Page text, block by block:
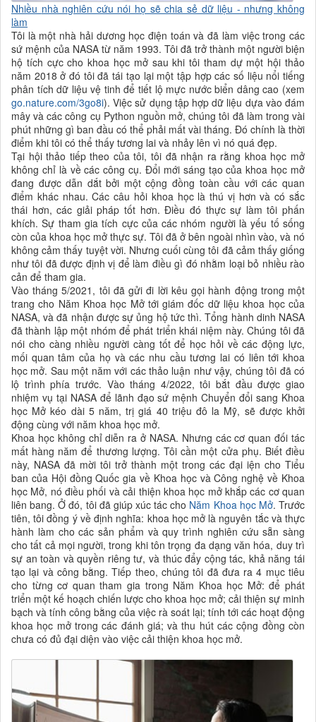
Nhiều nhà nghiên cứu nói họ sẽ chia sẻ dữ liệu - nhưng không
làm
Tôi là một nhà hải dương học điện toán và đã làm việc trong các
sứ mệnh của NASA từ năm 1993. Tôi đã trở thành một người biện
hộ tích cực cho khoa học mở sau khi tôi tham dự một hội thảo
năm 2018 ở đó tôi đã tái tạo lại một tập hợp các số liệu nổi tiếng
phân tích dữ liệu vệ tinh để tiết lộ mực nước biển dâng cao (xem
go.nature.com/3go8i). Việc sử dụng tập hợp dữ liệu dựa vào đám
mây và các công cụ Python nguồn mở, chúng tôi đã làm trong vài
phút những gì ban đầu có thể phải mất vài tháng. Đó chính là thời
điểm khi tôi có thể thấy tương lai và nhảy lên vì nó quá đẹp.
Tại hội thảo tiếp theo của tôi, tôi đã nhận ra rằng khoa học mở
không chỉ là về các công cụ. Đổi mới sáng tạo của khoa học mở
đang được dẫn dắt bởi một cộng đồng toàn cầu với các quan
điểm khác nhau. Các câu hỏi khoa học là thú vị hơn và có sắc
thái hơn, các giải pháp tốt hơn. Điều đó thực sự làm tôi phấn
khích. Sự tham gia tích cực của các nhóm người là yếu tố sống
còn của khoa học mở thực sự. Tôi đã ở bên ngoài nhìn vào, và nó
không cảm thấy tuyệt vời. Nhưng cuối cùng tôi đã cảm thấy giống
như tôi đã được định vị để làm điều gì đó nhằm loại bỏ nhiều rào
cản để tham gia.
Vào tháng 5/2021, tôi đã gửi đi lời kêu gọi hành động trong một
trang cho Năm Khoa học Mở tới giám đốc dữ liệu khoa học của
NASA, và đã nhận được sự ủng hộ tức thì. Tổng hành dinh NASA
đã thành lập một nhóm đểphát triển khái niệm này. Chúng tôi đã
nói cho càng nhiều người càng tốt để học hỏi về các động lực,
mối quan tâm của họ và các nhu cầu tương lai có liên tới khoa
học mở. Sau một năm với các thảo luận như vậy, chúng tôi đã có
lộ trình phía trước. Vào tháng 4/2022, tôi bắt đầu được giao
nhiệm vụ tại NASA để lãnh đạo sứ mệnh Chuyển đổi sang Khoa
học Mở kéo dài 5 năm, trị giá 40 triệu đô la Mỹ, sẽ được khởi
động cùng với năm khoa học mở.
Khoa học không chỉ diễn ra ở NASA. Nhưng các cơ quan đối tác
mất hàng năm để thương lượng. Tôi cần một cửa phụ. Biết điều
này, NASA đã mời tôi trở thành một trong các đại iện cho Tiểu
ban của Hội đồng Quốc gia về Khoa học và Công nghệ về Khoa
học Mở, nó điều phối và cải thiện khoa học mở khắp các cơ quan
liên bang. Ở đó, tôi đã giúp xúc tác cho Năm Khoa học Mở. Trước
tiên, tôi đồng ý về định nghĩa: khoa học mở là nguyên tắc và thực
hành làm cho các sản phẩm và quy trình nghiên cứu sẵn sàng
cho tất cả mọi người, trong khi tôn trọng đa dạng văn hóa, duy trì
sự an toàn và quyền riêng tư, và thúc đẩy cộng tác, khả năng tái
tạo lại và công bằng. Tiếp theo, chúng tôi đã đưa ra 4 mục tiêu
cho từng cơ quan tham gia trong Năm Khoa học Mở: để phát
triển một kế hoạch chiến lược cho khoa học mở; cải thiện sự minh
bạch và tính công bằng của việc rà soát lại; tính tới các hoạt động
khoa học mở trong các đánh giá; và thu hút các cộng đồng còn
chưa có đủ đại diện vào việc cải thiện khoa học mở.